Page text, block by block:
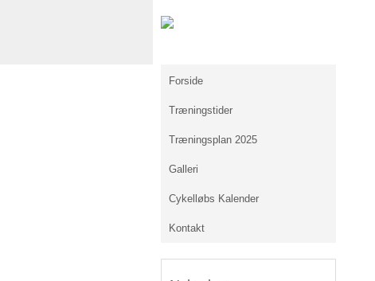
Forside
Træningstider
Træningsplan 2025
Galleri
Cykelløbs Kalender
Kontakt